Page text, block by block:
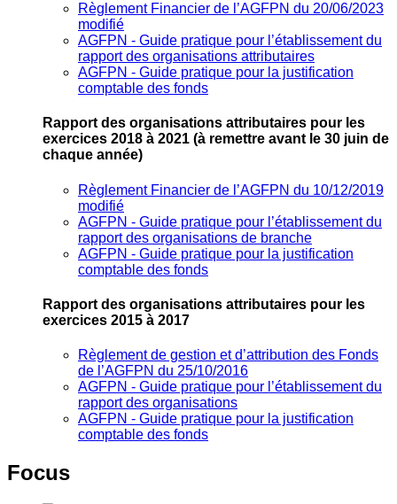
Règlement Financier de l’AGFPN du 20/06/2023
modifié
AGFPN ‐ Guide pratique pour l’établissement du
rapport des organisations attributaires
AGFPN ‐ Guide pratique pour la justification
comptable des fonds
Rapport des organisations attributaires pour les
exercices 2018 à 2021 (à remettre avant le 30 juin de
chaque année)
Règlement Financier de l’AGFPN du 10/12/2019
modifié
AGFPN ‐ Guide pratique pour l’établissement du
rapport des organisations de branche
AGFPN ‐ Guide pratique pour la justification
comptable des fonds
Rapport des organisations attributaires pour les
exercices 2015 à 2017
Règlement de gestion et d’attribution des Fonds
de l’AGFPN du 25/10/2016
AGFPN ‐ Guide pratique pour l’établissement du
rapport des organisations
AGFPN ‐ Guide pratique pour la justification
comptable des fonds
Focus